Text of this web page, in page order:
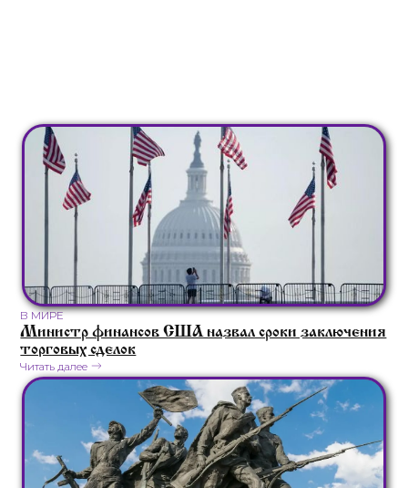
В МИРЕ
Министр финансов США назвал сроки заключения
торговых сделок
Читать далее